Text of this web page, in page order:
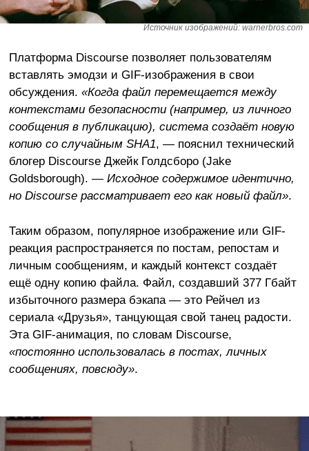
Источник изображений: warnerbros.com
Платформа Discourse позволяет пользователям
вставлять эмодзи и GIF-изображения в свои
обсуждения. «Когда файл перемещается между
контекстами безопасности (например, из личного
сообщения в публикацию), система создаёт новую
копию со случайным SHA1, — пояснил технический
блогер Discourse Джейк Голдсборо (Jake
Goldsborough). — Исходное содержимое идентично,
но Discourse рассматривает его как новый файл».
Таким образом, популярное изображение или GIF-
реакция распространяется по постам, репостам и
личным сообщениям, и каждый контекст создаёт
ещё одну копию файла. Файл, создавший 377 Гбайт
избыточного размера бэкапа — это Рейчел из
сериала «Друзья», танцующая свой танец радости.
Эта GIF-анимация, по словам Discourse,
«постоянно использовалась в постах, личных
сообщениях, повсюду».